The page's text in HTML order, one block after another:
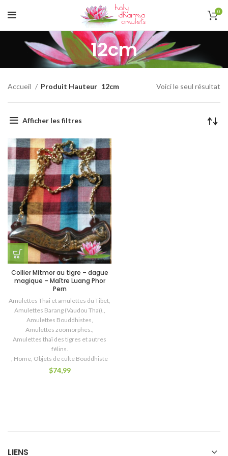
0
12cm
Accueil Produit Hauteur 12cm Voici le seul résultat
Afficher les filtres
Collier Mitmor au tigre – dague
magique – Maître Luang Phor
Pern
Amulettes Thai et amulettes du Tibet
Amulettes Barang (Vaudou Thaï).
Amulettes Bouddhistes
Amulettes zoomorphes.
Amulettes thaï des tigres et autres
félins.
Home Objets de culte Bouddhiste
$74,99
LIENS